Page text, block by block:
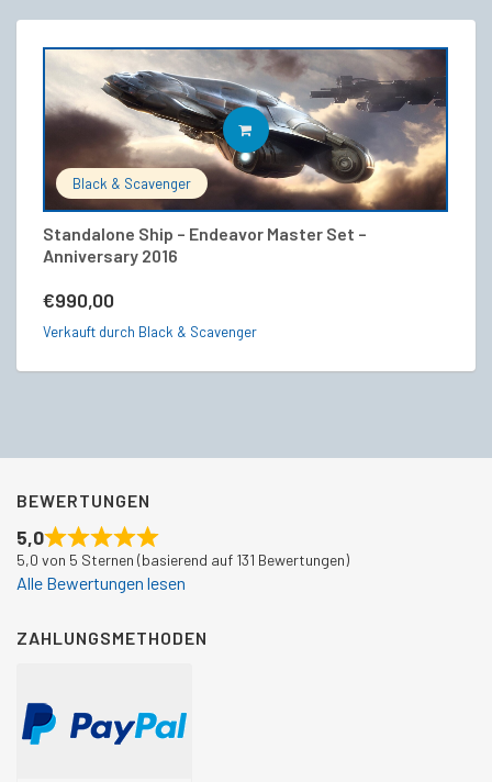
Black & Scavenger
Standalone Ship – Endeavor Master Set –
Anniversary 2016
€990,00
IN DEN WARENKORB
Verkauft durch Black & Scavenger
BEWERTUNGEN
5,0
5,0 von 5 Sternen (basierend auf 131 Bewertungen)
Alle Bewertungen lesen
ZAHLUNGSMETHODEN